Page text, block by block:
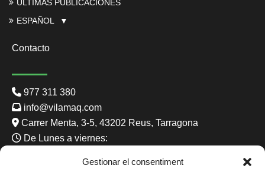
Gestionar el consentiment
ULTIMAS PUBLICACIONES
ESPAÑOL
Contacto
977 311 380
info@vilamaq.com
Carrer Menta, 3-5, 43202 Reus, Tarragona
De Lunes a viernes: